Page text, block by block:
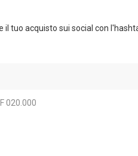
il tuo acquisto sui social con
020.000